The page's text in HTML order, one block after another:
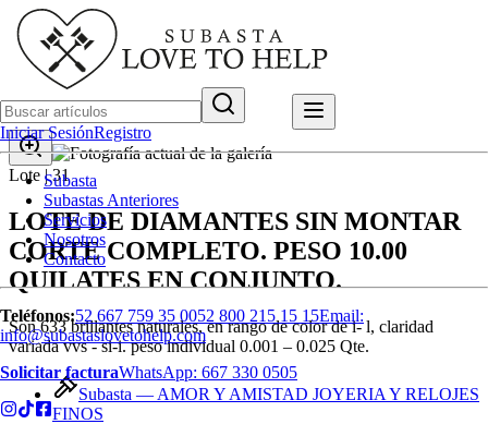
Iniciar SesiónRegistro
Subasta
Subastas Anteriores
Servicios
Nosotros
Contacto
Teléfonos:52 667 759 35 0052 800 215 15 15Email:
info@subastaslovetohelp.com
Solicitar facturaWhatsApp: 667 330 0505
Lote |31
LOTE DE DIAMANTES SIN MONTAR
CORTE COMPLETO. PESO 10.00
QUILATES EN CONJUNTO.
Son 633 brillantes naturales, en rango de color de i- l, claridad
variada vvs - si-i. peso individual 0.001 – 0.025 Qte.
Subasta — AMOR Y AMISTAD JOYERIA Y RELOJES
FINOS